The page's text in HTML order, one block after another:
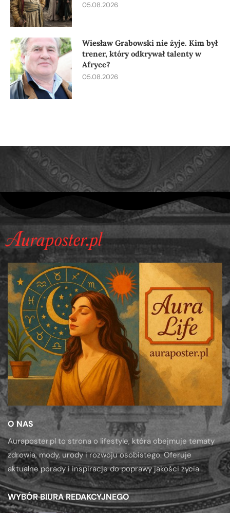
05.08.2026
Wiesław Grabowski nie żyje. Kim był
trener, który odkrywał talenty w
Afryce?
05.08.2026
O NAS
Auraposter.pl to strona o lifestyle, która obejmuje tematy
zdrowia, mody, urody i rozwoju osobistego. Oferuje
aktualne porady i inspiracje do poprawy jakości życia.
WYBÓR BIURA REDAKCYJNEGO